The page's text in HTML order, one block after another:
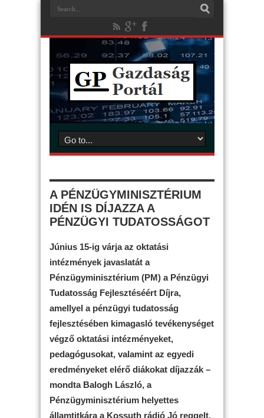
A PÉNZÜGYMINISZTÉRIUM
IDÉN IS DÍJAZZA A
PÉNZÜGYI TUDATOSSÁGOT
Június 15-ig várja az oktatási
intézmények javaslatát a
Pénzügyminisztérium (PM) a Pénzügyi
Tudatosság Fejlesztéséért Díjra,
amellyel a pénzügyi tudatosság
fejlesztésében kimagasló tevékenységet
végző oktatási intézményeket,
pedagógusokat, valamint az egyedi
eredményeket elérő diákokat díjazzák –
mondta Balogh László, a
Pénzügyminisztérium helyettes
államtitkára a Kossuth rádió Jó reggelt,